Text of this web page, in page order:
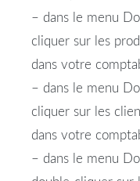
– dans le menu
cliquer sur les
dans votre
– dans le menu
cliquer sur les
dans votre
– dans le menu